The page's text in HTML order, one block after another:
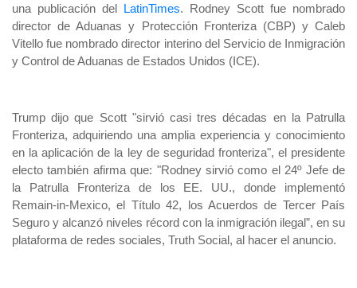
una publicación del LatinTimes. Rodney Scott fue nombrado
director de Aduanas y Protección Fronteriza (CBP) y Caleb
Vitello fue nombrado director interino del Servicio de Inmigración
y Control de Aduanas de Estados Unidos (ICE).
Trump dijo que Scott "sirvió casi tres décadas en la Patrulla
Fronteriza, adquiriendo una amplia experiencia y conocimiento
en la aplicación de la ley de seguridad fronteriza", el presidente
electo también afirma que: "Rodney sirvió como el 24º Jefe de
la Patrulla Fronteriza de los EE. UU., donde implementó
Remain-in-Mexico, el Título 42, los Acuerdos de Tercer País
Seguro y alcanzó niveles récord con la inmigración ilegal”, en su
plataforma de redes sociales, Truth Social, al hacer el anuncio.